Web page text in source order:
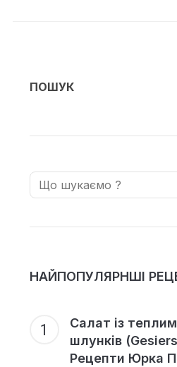
ПОШУК
Search
НАЙПОПУЛЯРНШІ
Салат із
шлунків
Рецепти Юрка